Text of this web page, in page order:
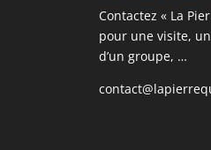
Contactez « La
pour une visite,
d’un groupe, …